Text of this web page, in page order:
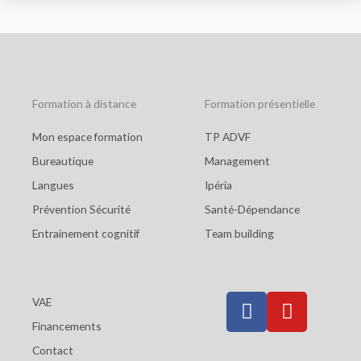
Formation à distance
Mon espace formation
Bureautique
Langues
Prévention Sécurité
Entrainement cognitif
Formation présentielle
TP ADVF
Management
Ipéria
Santé-Dépendance
Team building
VAE
Financements
Contact
F
a
Y
o